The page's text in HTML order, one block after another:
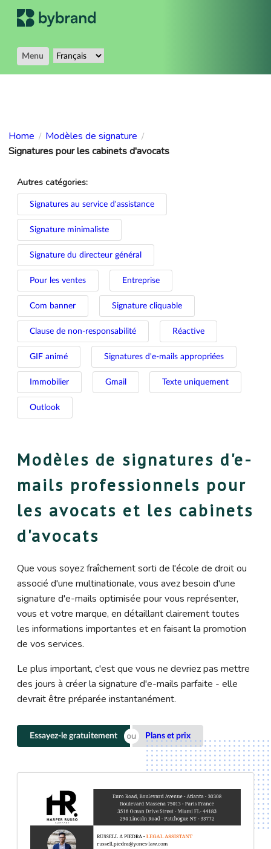
Menu
Home / Modèles de signature /
Signatures pour les cabinets d'avocats
Autres catégories:
Signatures au service d'assistance
Signature minimaliste
Signature du directeur général
Pour les ventes Entreprise
Com banner Signature cliquable
Clause de non-responsabilité Réactive
GIF animé Signatures d'e-mails appropriées
Immobilier Gmail Texte uniquement
Outlook
Modèles de signatures d'e-
mails professionnels pour
les avocats et les cabinets
d'avocats
Que vous soyez fraîchement sorti de l'école de droit ou
associé d'une multinationale, vous avez besoin d'une
signature d'e-mails optimisée pour vous représenter,
vous et votre marque, en détaillant clairement toutes
les informations importantes et en faisant la promotion
de vos services.
Le plus important, c'est que vous ne devriez pas mettre
des jours à créer la signature d'e-mails parfaite - elle
devrait être préparée instantanément.
Essayez-le gratuitement Plans et prix